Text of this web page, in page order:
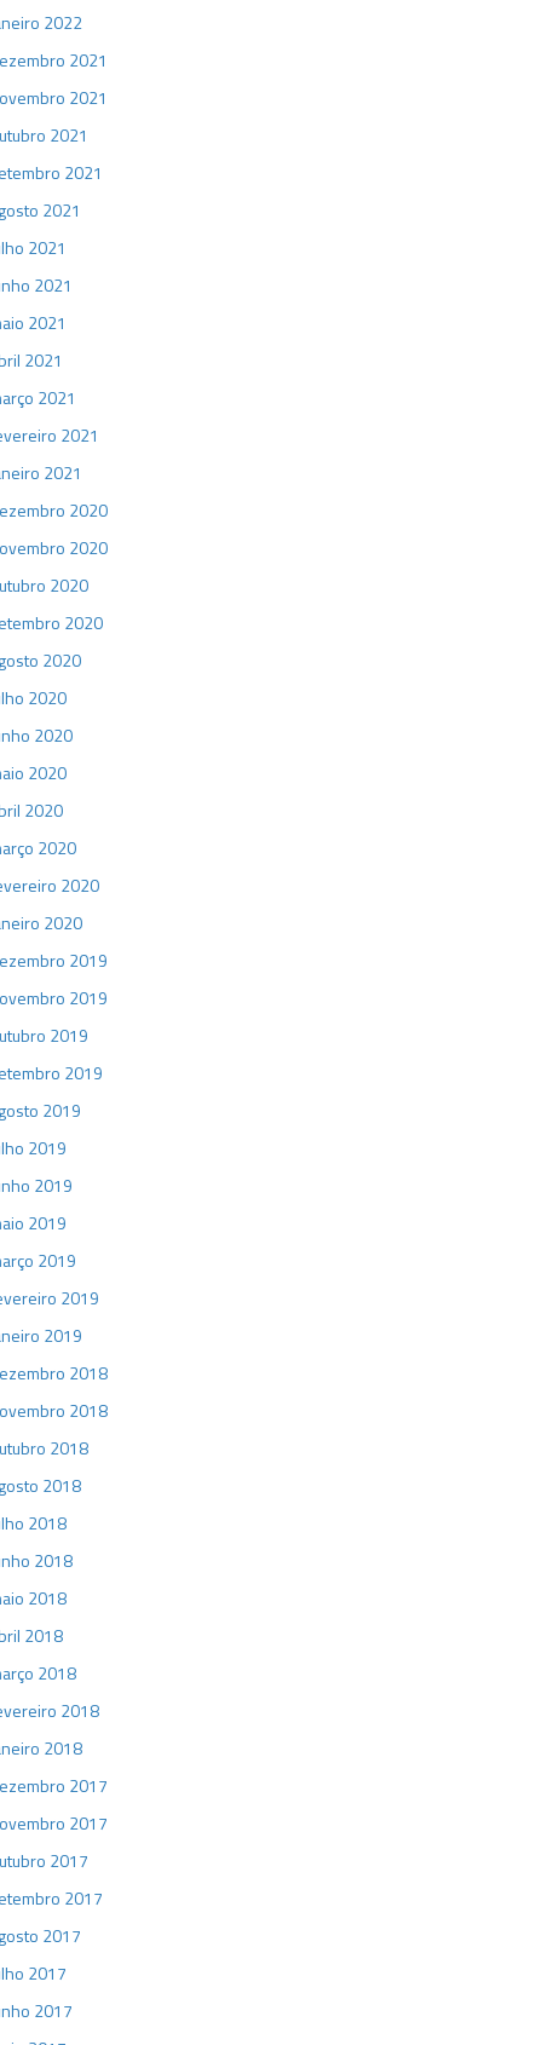
2022
2021
2021
2021
2021
2021
2021
2021
2021
2021
2021
2021
2021
2020
2020
2020
2020
2020
2020
2020
2020
2020
2020
2020
2020
2019
2019
2019
2019
2019
2019
2019
2019
2019
2019
2019
2018
2018
2018
2018
2018
2018
2018
2018
2018
2018
2018
2017
2017
2017
2017
2017
2017
2017